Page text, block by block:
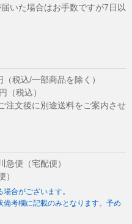
いた場合はお手数ですが7日以
税込/一部商品を除く）
（税込）
注文後に別途送料をご案内させ
急便（宅配便）
合がございます。
考欄に記載のみとなります。予め